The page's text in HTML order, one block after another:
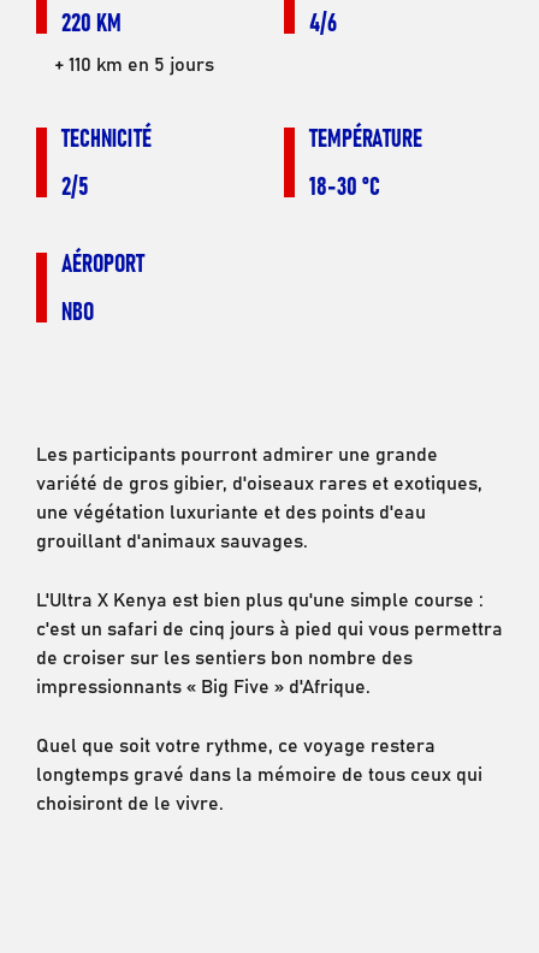
220 KM
+ 110 km en 5 jours
4/6
TECHNICITÉ
2/5
TEMPÉRATURE
18-30 °C
AÉROPORT
NBO
Les participants pourront admirer une grande
variété de gros gibier, d'oiseaux rares et exotiques,
une végétation luxuriante et des points d'eau
grouillant d'animaux sauvages.
L'Ultra X Kenya est bien plus qu'une simple course :
c'est un safari de cinq jours à pied qui vous permettra
de croiser sur les sentiers bon nombre des
impressionnants « Big Five » d'Afrique.
Quel que soit votre rythme, ce voyage restera
longtemps gravé dans la mémoire de tous ceux qui
choisiront de le vivre.